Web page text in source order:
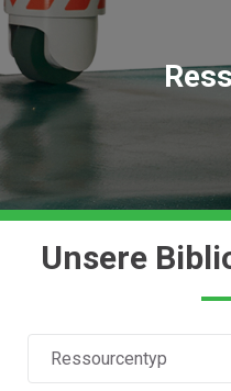
Unsere
Ressourcentyp